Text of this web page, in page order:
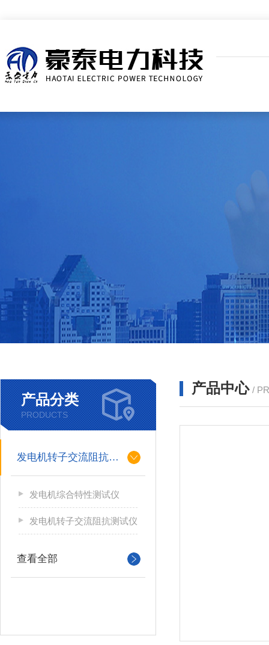
产品分类
PRODUCTS
发电机转子交流阻抗测试仪
发电机综合特性测试仪
发电机转子交流阻抗测试仪
查看全部
产品中心 /